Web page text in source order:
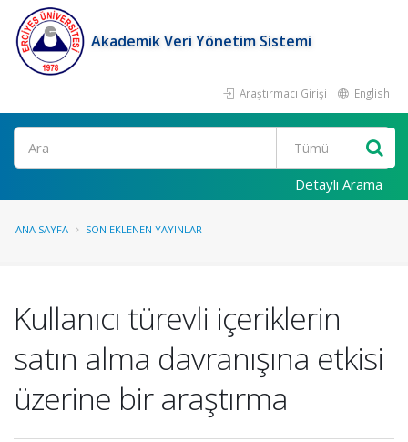
Akademik Veri Yönetim Sistemi
Araştırmacı Girişi English
Ara
Detaylı Arama
ANA SAYFA SON EKLENEN YAYINLAR
Kullanıcı türevli içeriklerin
satın alma davranışına etkisi
üzerine bir araştırma